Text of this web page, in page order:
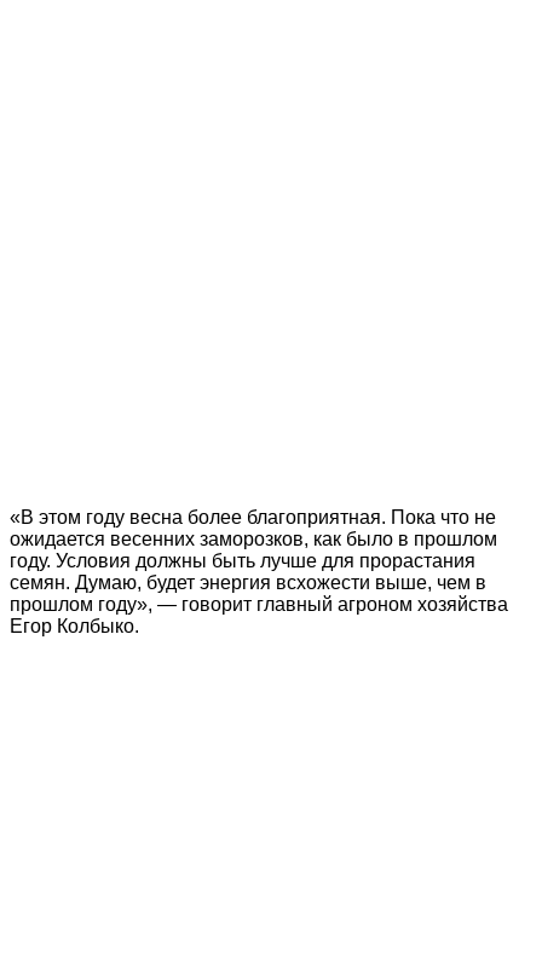
«В этом году весна более благоприятная. Пока что не
ожидается весенних заморозков, как было в прошлом
году. Условия должны быть лучше для прорастания
семян. Думаю, будет энергия всхожести выше, чем в
прошлом году», — говорит главный агроном хозяйства
Егор Колбыко.